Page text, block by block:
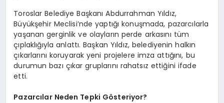
EĞITIM
TEKNOLOJI
Toroslar Belediye Başkanı Abdurrahman Yıldız,
Büyükşehir Meclisi’nde yaptığı konuşmada, pazarcılarla
yaşanan gerginlik ve olayların perde arkasını tüm
çıplaklığıyla anlattı. Başkan Yıldız, belediyenin halkın
çıkarlarını koruyarak yeni projelere imza attığını, bu
durumun bazı çıkar gruplarını rahatsız ettiğini ifade
etti.
Pazarcılar Neden Tepki Gösteriyor?